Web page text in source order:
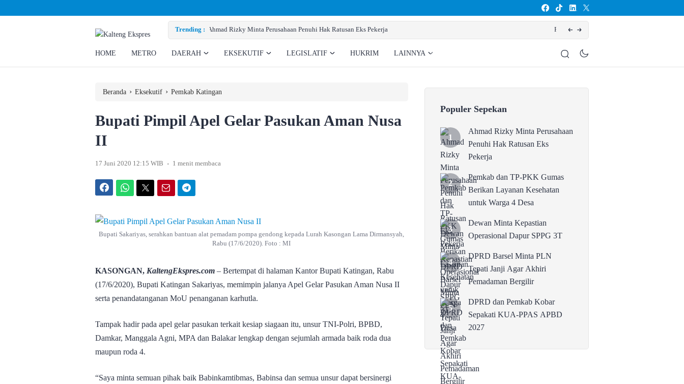
Trending :
Minta Perusahaan Penuhi Hak Ratusan Eks Pekerja Pemkab dan TP-PKK Gumas Berikan Layanan Kesehatan untuk Warga 4 Desa
HOME METRO DAERAH EKSEKUTIF LEGISLATIF HUKRIM LAINNYA
Beranda › Eksekutif › Pemkab Katingan
Bupati Pimpil Apel Gelar Pasukan Aman Nusa
II
17 Juni 2020 12:15 WIB . 1 menit membaca
Bupati Sakariyas, serahkan bantuan alat pemadam pompa gendong kepada Lurah Kasongan Lama Dirmansyah,
Rabu (17/6/2020). Foto : MI
KASONGAN, KaltengEkspres.com – Bertempat di halaman Kantor Bupati Katingan, Rabu
(17/6/2020), Bupati Katingan Sakariyas, memimpin jalanya Apel Gelar Pasukan Aman Nusa II
serta penandatanganan MoU penanganan karhutla.
Tampak hadir pada apel gelar pasukan terkait kesiap siagaan itu, unsur TNI-Polri, BPBD,
Damkar, Manggala Agni, MPA dan Balakar lengkap dengan sejumlah armada baik roda dua
maupun roda 4.
“Saya minta semuan pihak baik Babinkamtibmas, Babinsa dan semua unsur dapat bersinergi
Populer Sepekan
Ahmad Rizky Minta Perusahaan
Penuhi Hak Ratusan Eks
Pekerja
Pemkab dan TP-PKK Gumas
Berikan Layanan Kesehatan
untuk Warga 4 Desa
Dewan Minta Kepastian
Operasional Dapur SPPG 3T
DPRD Barsel Minta PLN
Tepati Janji Agar Akhiri
Pemadaman Bergilir
DPRD dan Pemkab Kobar
Sepakati KUA-PPAS APBD
2027